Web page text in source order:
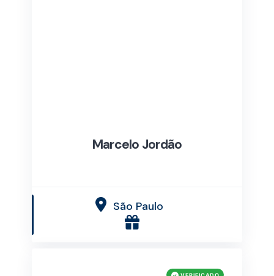
Marcelo Jordão
São Paulo